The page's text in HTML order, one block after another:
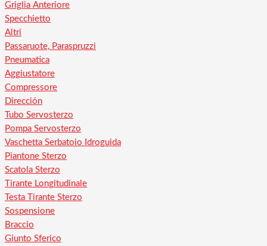
Griglia Anteriore
Specchietto
Altri
Passaruote, Paraspruzzi
Pneumatica
Aggiustatore
Compressore
Dirección
Tubo Servosterzo
Pompa Servosterzo
Vaschetta Serbatoio Idroguida
Piantone Sterzo
Scatola Sterzo
Tirante Longitudinale
Testa Tirante Sterzo
Sospensione
Braccio
Giunto Sferico